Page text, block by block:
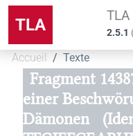
TLA TLA
2.5.1
Accueil Texte
Fragment
einer
Dämonen